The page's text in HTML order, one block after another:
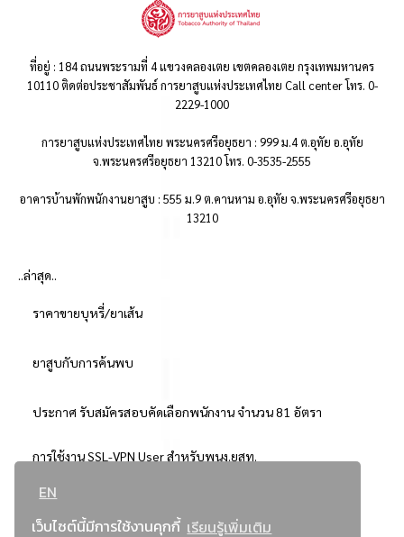
EN
เว็บไซต์นี้มีการใช้งานคุกกี้ เรียนรู้เพิ่มเติม
ที่อยู่ : 184 ถนนพระรามที่ 4 แขวงคลองเตย เขตคลองเตย กรุงเทพมหานคร
10110 ติดต่อประชาสัมพันธ์ การยาสูบแห่งประเทศไทย Call center โทร. 0-
2229-1000
การยาสูบแห่งประเทศไทย พระนครศรีอยุธยา : 999 ม.4 ต.อุทัย อ.อุทัย
จ.พระนครศรีอยุธยา 13210 โทร. 0-3535-2555
อาคารบ้านพักพนักงานยาสูบ : 555 ม.9 ต.คานหาม อ.อุทัย จ.พระนครศรีอยุธยา
13210
..ล่าสุด..
ราคาขายบุหรี่/ยาเส้น
ยาสูบกับการค้นพบ
ประกาศ รับสมัครสอบคัดเลือกพนักงาน จำนวน 81 อัตรา
การใช้งาน SSL-VPN User สำหรับพนง.ยสท.
..ยอดนิยม..